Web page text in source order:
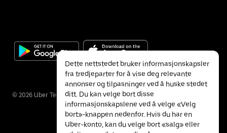
© 2026 Uber Technologies Inc.
Dette nettstedet bruker informasjonskapsler
fra tredjeparter for å vise deg relevante
annonser og tilpasninger ved å huske stedet
ditt. Du kan velge bort disse
informasjonskapslene ved å velge «Velg
bort»-knappen nedenfor. Hvis du har en
Uber-konto, kan du velge bort «salg» eller